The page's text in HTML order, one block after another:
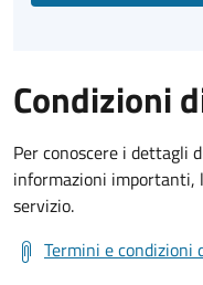
Condizioni
Per conoscere i dettagli
informazioni importanti,
servizio.
Termini e condizioni